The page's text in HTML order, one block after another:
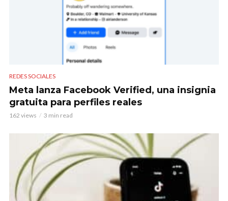
REDES SOCIALES
Meta lanza Facebook Verified, una insignia
gratuita para perfiles reales
162 views 3 min read